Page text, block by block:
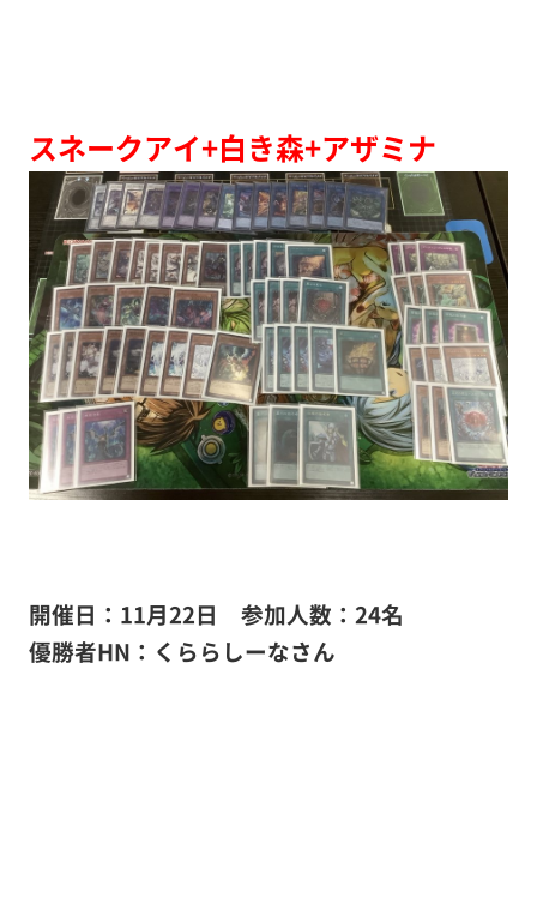
スネークアイ+白き森+アザミナ
開催日：11月22日 参加人数：24名
優勝者HN：くららしーなさん